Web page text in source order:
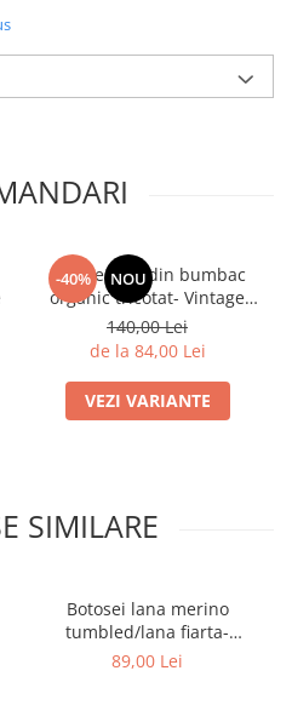
-40% NOU
Rochie Lina din bumbac
organic tricotat- Vintage
Red
140,00 Lei
de la 84,00 Lei
VEZI VARIANTE
SIMILARE
Botosei lana merino
tumbled/lana fiarta-
Anthracite
89,00 Lei